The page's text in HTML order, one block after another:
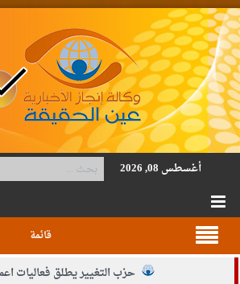
أغسطس 08, 2026
قائمة
حزب التغيير يطلق فعاليات